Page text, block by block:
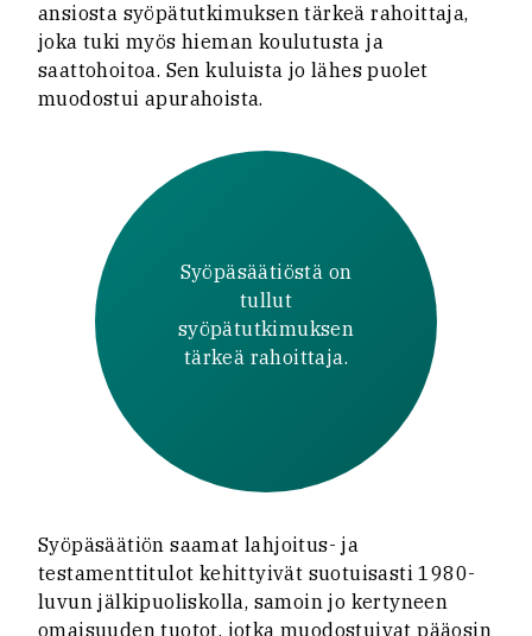
ansiosta syöpätutkimuksen tärkeä rahoittaja,
joka tuki myös hieman koulutusta ja
saattohoitoa. Sen kuluista jo lähes puolet
muodostui apurahoista.
Syöpäsäätiöstä on
tullut
syöpätutkimuksen
tärkeä rahoittaja.
Syöpäsäätiön saamat lahjoitus- ja
testamenttitulot kehittyivät suotuisasti 1980-
luvun jälkipuoliskolla, samoin jo kertyneen
omaisuuden tuotot, jotka muodostuivat pääosin